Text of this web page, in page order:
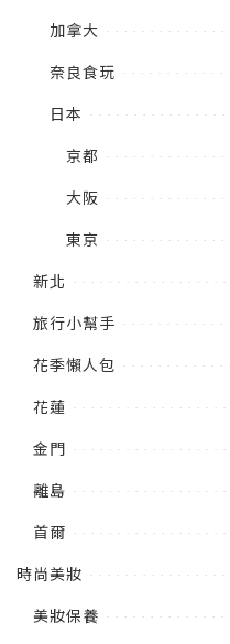
加拿大
奈良食玩
日本
京都
大阪
東京
新北
旅行小幫手
花季懶人包
花蓮
金門
離島
首爾
時尚美妝
美妝保養